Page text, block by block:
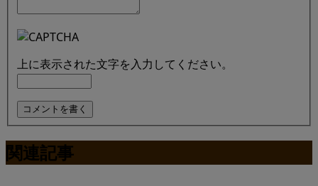
上に表示された文字を入力してください。
関連記事